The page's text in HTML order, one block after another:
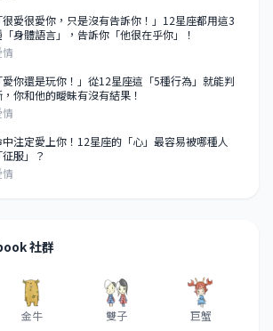
「很愛很愛你，只是沒有告訴你！」12星座都用這3
「身體語言」，告訴你「他很在乎你」！
情
「愛你還是玩你！」從12星座這「5種行為」就能判
你和他的曖昧有沒有結果！
情
中注定愛上你！12星座的「心」最容易被哪種人
「征服」？
情
社群
金牛 雙子 巨蟹